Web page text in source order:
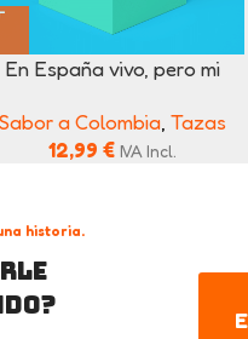
En España vivo, pero mi
Sabor a Colombia Tazas
12,99 € IVA Incl.
historia.